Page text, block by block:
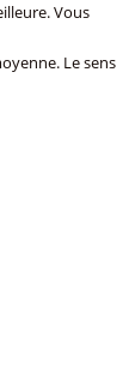
Vous
Le sens